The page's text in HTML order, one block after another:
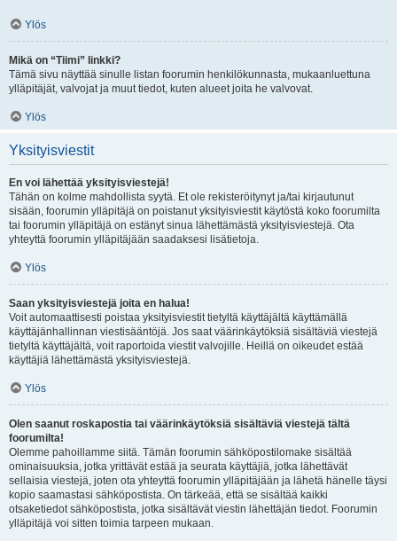
Ylös
Mikä on “Tiimi” linkki?
Tämä sivu näyttää sinulle listan foorumin henkilökunnasta, mukaanluettuna
ylläpitäjät, valvojat ja muut tiedot, kuten alueet joita he valvovat.
Ylös
Yksityisviestit
En voi lähettää yksityisviestejä!
Tähän on kolme mahdollista syytä. Et ole rekisteröitynyt ja/tai kirjautunut
sisään, foorumin ylläpitäjä on poistanut yksityisviestit käytöstä koko foorumilta
tai foorumin ylläpitäjä on estänyt sinua lähettämästä yksityisviestejä. Ota
yhteyttä foorumin ylläpitäjään saadaksesi lisätietoja.
Ylös
Saan yksityisviestejä joita en halua!
Voit automaattisesti poistaa yksityisviestit tietyltä käyttäjältä käyttämällä
käyttäjänhallinnan viestisääntöjä. Jos saat väärinkäytöksiä sisältäviä viestejä
tietyltä käyttäjältä, voit raportoida viestit valvojille. Heillä on oikeudet estää
käyttäjiä lähettämästä yksityisviestejä.
Ylös
Olen saanut roskapostia tai väärinkäytöksiä sisältäviä viestejä tältä
foorumilta!
Olemme pahoillamme siitä. Tämän foorumin sähköpostilomake sisältää
ominaisuuksia, jotka yrittävät estää ja seurata käyttäjiä, jotka lähettävät
sellaisia viestejä, joten ota yhteyttä foorumin ylläpitäjään ja lähetä hänelle täysi
kopio saamastasi sähköpostista. On tärkeää, että se sisältää kaikki
otsaketiedot sähköpostista, jotka sisältävät viestin lähettäjän tiedot. Foorumin
ylläpitäjä voi sitten toimia tarpeen mukaan.